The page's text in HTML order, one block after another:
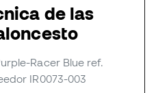
de las
Racer Blue ref.
IR0073-003